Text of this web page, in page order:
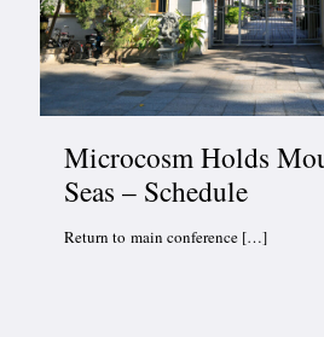
Microcosm Holds
Seas – Schedule
Return to main conference […]